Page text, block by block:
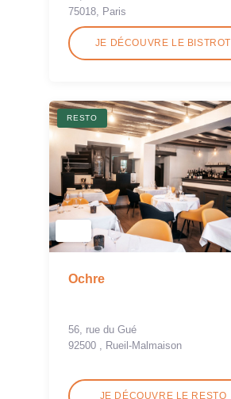
75018, Paris
JE DÉCOUVRE LE BISTROT
RESTO
Ochre
56, rue du Gué
92500 , Rueil-Malmaison
JE DÉCOUVRE LE RESTO